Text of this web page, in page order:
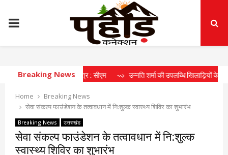
PRIMARY
MENU
Breaking News
पारिस्थितिकी तंत्र : सीएम ⇝ उन्नति शर्मा की उपलब्धि खिलाड़ियों के लिए
Home
Breaking News
सेवा संकल्प फाउंडेशन के तत्वावधान में नि:शुल्क स्वास्थ्य शिविर का शुभारंभ
Breaking News उत्तराखंड
सेवा संकल्प फाउंडेशन के तत्वावधान में नि:शुल्क
स्वास्थ्य शिविर का शुभारंभ